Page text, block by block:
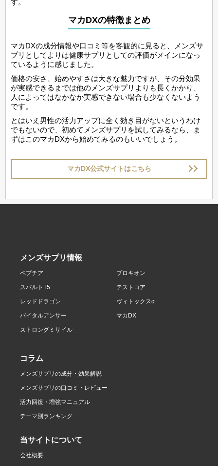
マカDXの特徴まとめ
マカDXの成分情報や口コミ等を客観的に見ると、メンズサ
プリとしてよりは健康サプリとしての評価がメインになっ
ているように感じました。
価格の安さ、始めやすさは大きな魅力ですが、その分効果
が実感できるまでは他のメンズサプリよりも長くかかり、
人によってはなかなか実感できない場合も少なくないよう
です。
とはいえ男性の活力アップに全く効き目がないというわけ
でもないので、初めてメンズサプリを試してみるなら、ま
ずはこのマカDXから始めてみるのもいいでしょう。
マカDX公式サイトはこちら
メンズサプリ情報
ペプチア プロキオン
スパルトT5 テストコア
レッドドラゴン ヴィトックスα
バイタルアンサー マカDX
ストロングミサイル
コラム
メンズサプリの成分・効果解説
メンズサプリの口コミ・レビュー
活力回復・増強マニュアル
テーマ別ランキング
当サイトについて
会社概要